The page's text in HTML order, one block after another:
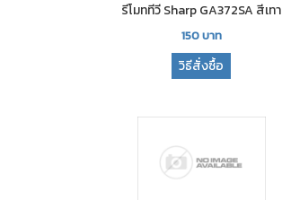
รีโมททีวี Sharp GA372SA สีเทา
150บาท
วิธีสั่งซื้อ